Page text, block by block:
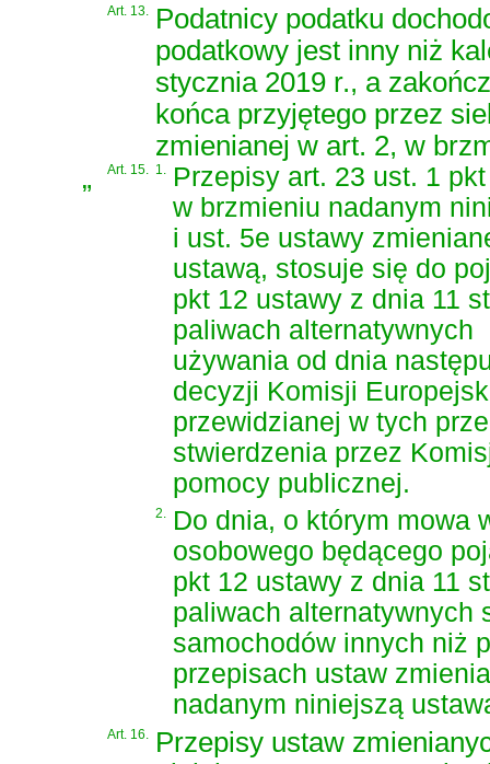
Art. 13.
Podatnicy podatku
podatkowy jest inny niż
stycznia 2019 r., a
końca przyjętego przez
zmienianej w art. 2, w
„ Art. 15. 1.
Przepisy art. 23 ust. 1
w brzmieniu nadanym
i ust. 5e ustawy
ustawą, stosuje się do
pkt 12 ustawy z dnia 11
paliwach alternatywnych
używania od dnia
decyzji Komisji
przewidzianej w tych
stwierdzenia przez
pomocy publicznej.
2.
Do dnia, o którym mowa
osobowego będącego
pkt 12 ustawy z dnia 11
paliwach alternatywnych
samochodów innych niż
przepisach ustaw
nadanym niniejszą
Art. 16.
Przepisy ustaw